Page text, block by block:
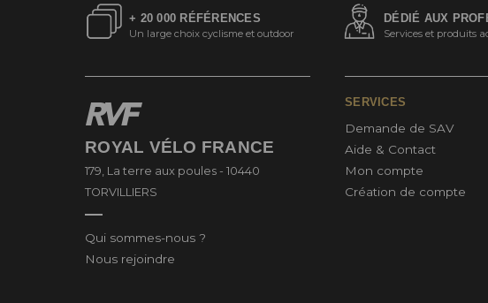
+ 20 000 RÉFÉRENCES
Un large choix cyclisme et outdoor
DÉDIÉ AUX
Services et produits
ROYAL VÉLO FRANCE
179, La terre aux poules - 10440
TORVILLIERS
Qui sommes-nous ?
Nous rejoindre
SERVICES
Demande de SAV
Aide & Contact
Mon compte
Création de compte